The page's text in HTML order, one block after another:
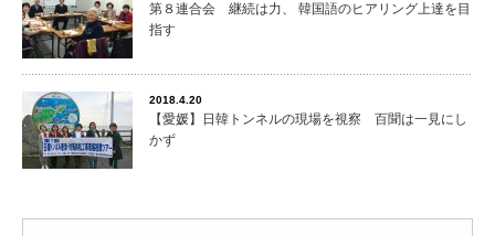
第８連合会 継続は力、 韓国語のヒアリング上達を目
指す
2018.4.20
【愛媛】日韓トンネルの現場を視察 百聞は一見にし
かず